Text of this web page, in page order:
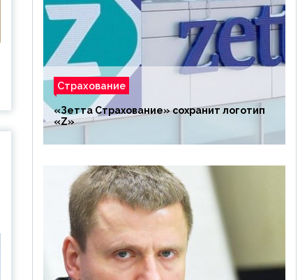
Страхование
«Зетта Страхование» сохранит логотип
«Z»